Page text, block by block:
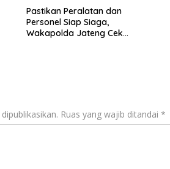
Pastikan Peralatan dan
Personel Siap Siaga,
Wakapolda Jateng Cek
Ruas yang wajib ditandai *